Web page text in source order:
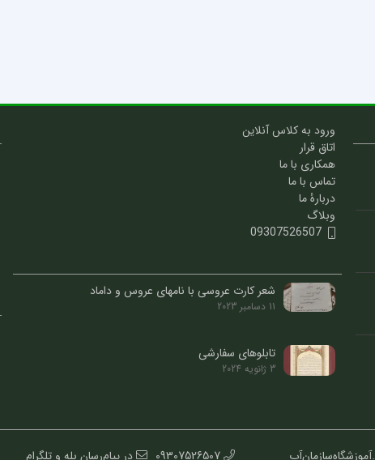
ورود به کلاس آنلاین
اتاق قرار
همکاری با ما
تماس با ما
دربارۀ ما
وبلاگ
09307526507
شعر کارت عروسی با نامهای عروس و داماد
11 دسامبر 2023
تابلوهای سفارشی
3 ژانویه 2024
فروشگاه: تهران-کاشانی || آموزشگاه: 1.انجمن‌خوشنویسان‌صادقیه 2.آموزشگاه‌سازمان‌آب 09307526507 در پیام‌رسان بله و تلگرام